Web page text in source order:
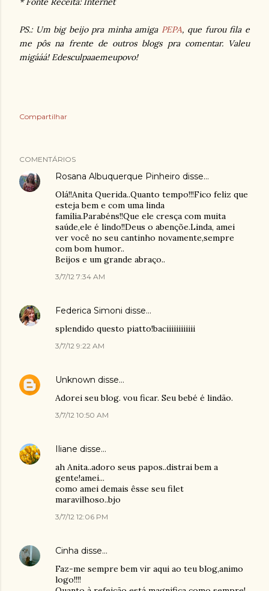
PS.: Um big beijo pra minha amiga PEPA, que furou fila e
me pôs na frente de outros blogs pra comentar. Valeu
migááá! Edesculpaaemeupovo!
Compartilhar
COMENTÁRIOS
Rosana Albuquerque Pinheiro disse…
Olá!!Anita Querida..Quanto tempo!!!Fico feliz que
esteja bem e com uma linda
família.Parabéns!!Que ele cresça com muita
saúde,ele é lindo!!Deus o abençõe.Linda, amei
ver você no seu cantinho novamente,sempre
com bom humor..
Beijos e um grande abraço..
3/7/12 7:34 AM
Federica Simoni disse…
splendido questo piatto!baciiiiiiiiiiii
3/7/12 9:22 AM
Unknown disse…
Adorei seu blog. vou ficar. Seu bebé é lindão.
3/7/12 10:50 AM
Iliane disse…
ah Anita..adoro seus papos..distrai bem a
gente!amei...
como amei demais êsse seu filet
maravilhoso..bjo
3/7/12 12:06 PM
Cinha disse…
Faz-me sempre bem vir aqui ao teu blog,animo
logo!!!!